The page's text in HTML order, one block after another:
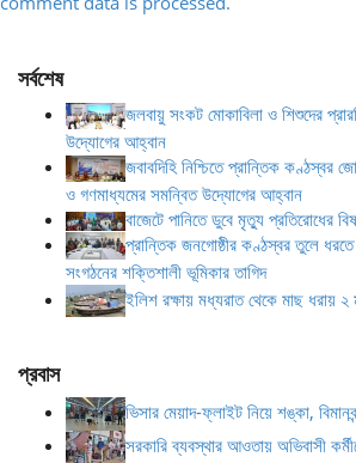
সর্বশেষ
জলবায়ু সংকট মোকাবিলা ও শিশুদের
উদ্যোগের আহ্বান
জবাবদিহি নিশ্চিতে প্রান্তিক কণ্ঠস্বর
ও গণমাধ্যমের সমন্বিত উদ্যোগের আহ্বান
বাজেটে পানিতে ডুবে মৃত্যু প্রতিরোধের
প্রান্তিক জনগোষ্ঠীর কণ্ঠস্বর তুলে
সংগঠনের শক্তিশালী ভূমিকার তাগিদ
ইলিশ রক্ষায় মধ্যরাত থেকে মাছ ধরায় ২
প্রবাস
ভিসার মেয়াদ-ফ্লাইট নিয়ে শঙ্কা,
সরকারি ব্যবস্থার আওতায় অভিবাসী